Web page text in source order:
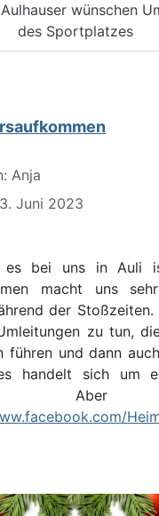
wünschen
des Sportplatzes
Anja
Juni 2023
es bei uns in Auli
macht uns
der
zu tun,
führen und dann
handelt sich um